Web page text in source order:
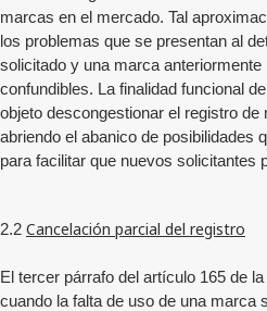
marcas en el mercado. Tal
los problemas que se presentan al
solicitado y una marca
confundibles. La finalidad funcional
objeto descongestionar el registro
abriendo el abanico de posibilidades
para facilitar que nuevos solicitantes
2.2 Cancelación parcial del registro
El tercer párrafo del artículo 165 de
cuando la falta de uso de una marca